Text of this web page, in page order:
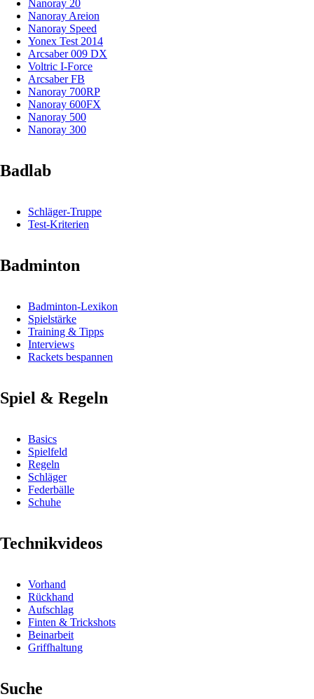
Nanoray 20
Nanoray Areion
Nanoray Speed
Yonex Test 2014
Arcsaber 009 DX
Voltric I-Force
Arcsaber FB
Nanoray 700RP
Nanoray 600FX
Nanoray 500
Nanoray 300
Badlab
Schläger-Truppe
Test-Kriterien
Badminton
Badminton-Lexikon
Spielstärke
Training & Tipps
Interviews
Rackets bespannen
Spiel & Regeln
Basics
Spielfeld
Regeln
Schläger
Federbälle
Schuhe
Technikvideos
Vorhand
Rückhand
Aufschlag
Finten & Trickshots
Beinarbeit
Griffhaltung
Suche